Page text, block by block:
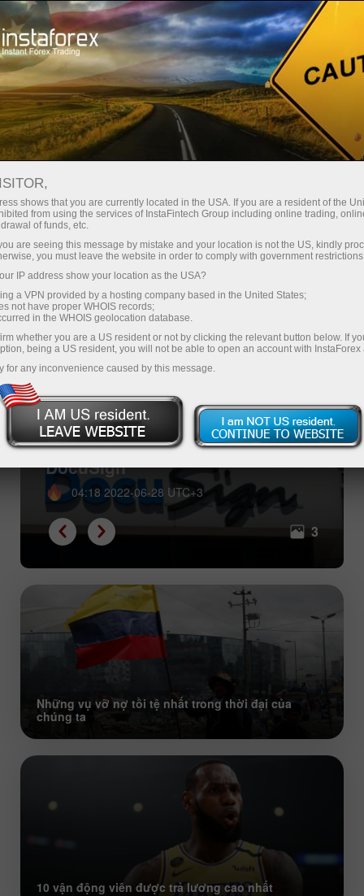
For Traders Forex Analytics Tin tức hình ảnh
Con cưng của tháng 6 năm 2022:
cổ phiếu của Tesla, Apple và
DocuSign
04:18 2022-06-28 UTC+3
3
Những vụ vỡ nợ tồi tệ nhất trong thời đại của
chúng ta
10 vận động viên được trả lương cao nhất
shows that you are currently located in the USA. If you are a resident of the
from using the services of InstaFintech Group including online trading,
of funds, etc.
are seeing this message by mistake and your location is not the US, kindly
you must leave the website in order to comply with government
IP address show your location as the USA?
a VPN provided by a hosting company based in the United States;
not have proper WHOIS records;
in the WHOIS geolocation database.
whether you are a US resident or not by clicking the relevant button below. If
being a US resident, you will not be able to open an account with InstaForex
for any inconvenience caused by this message.